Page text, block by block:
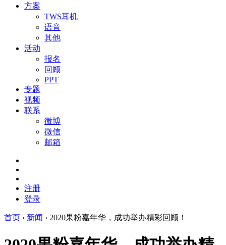
方案
TWS耳机
语音
其他
活动
报名
回顾
PPT
专题
视频
联系
微博
微信
邮箱
注册
登录
首页 › 新闻 › 2020果粉嘉年华，成功举办精彩回顾！